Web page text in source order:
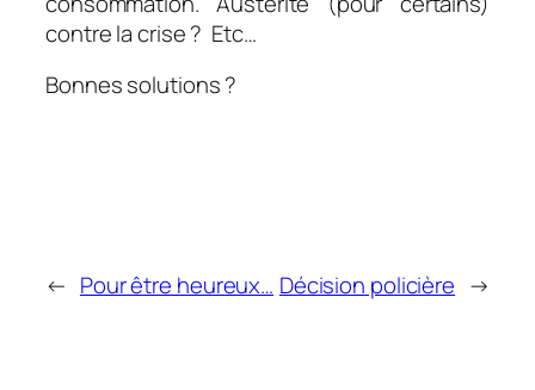
contre la crise ? Etc…
Bonnes solutions ?
← Pour être heureux… Décision policière →